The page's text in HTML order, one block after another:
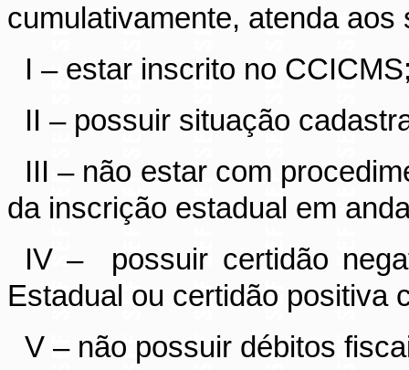
cumulativamente, atenda
I – estar inscrito no
II – possuir situação
III – não estar com
da inscrição estadual em
IV –
possuir certidão
Estadual ou certidão positiva
V – não possuir débitos